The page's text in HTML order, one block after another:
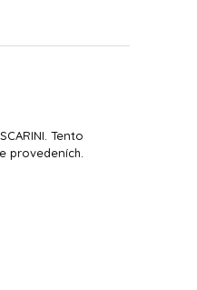
Tento
provedeních.